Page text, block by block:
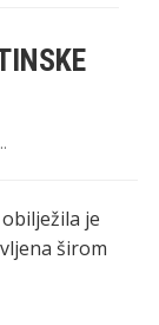
.
je
širom